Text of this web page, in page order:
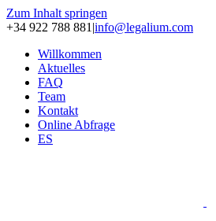
Zum Inhalt springen
+34 922 788 881 |info@legalium.com
Willkommen
Aktuelles
FAQ
Team
Kontakt
Online Abfrage
ES